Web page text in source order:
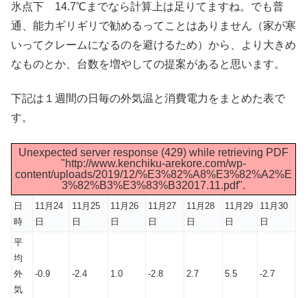
氷点下 14.7℃までなら計算上は足りてますね。でも普
通、能力ギリギリで勧めるってことはありません（家が寒
いってクレームになるのを避けるため）から、より大きめ
なものとか、台数を増やしての提案があると思います。
下記は１週間の日毎の外気温と消費電力をまとめた表で
す。
Unexpected server response (429) while retrieving PDF
"http://www.kenchiku-arekore.com/wp-
content/uploads/2019/12/%E3%82%A8%E3%82%A2%E
3%82%B3%E3%83%B32017.11.pdf".
日
時
11月24
日
11月25
日
11月26
日
11月27
日
11月28
日
11月29
日
11月30
日
平
均
外
気
-0.9 -2.4 1.0 -2.8 2.7 5.5 -2.7